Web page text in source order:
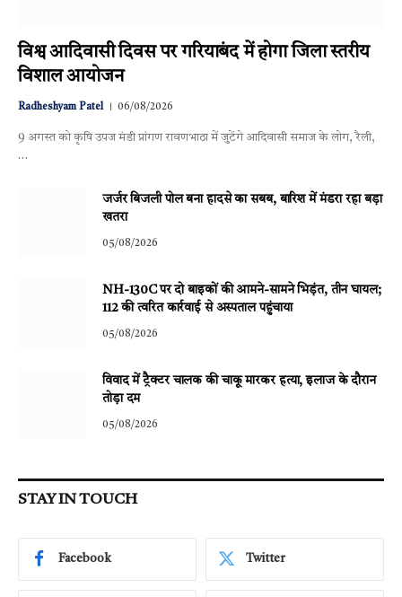
विश्व आदिवासी दिवस पर गरियाबंद में होगा जिला स्तरीय
विशाल आयोजन
Radheshyam Patel 06/08/2026
9 अगस्त को कृषि उपज मंडी प्रांगण रावणभाठा में जुटेंगे आदिवासी समाज के लोग, रैली,
…
जर्जर बिजली पोल बना हादसे का सबब, बारिश में मंडरा रहा बड़ा
खतरा
05/08/2026
NH-130C पर दो बाइकों की आमने-सामने भिड़ंत, तीन घायल;
112 की त्वरित कार्रवाई से अस्पताल पहुंचाया
05/08/2026
विवाद में ट्रैक्टर चालक की चाकू मारकर हत्या, इलाज के दौरान
तोड़ा दम
05/08/2026
STAY IN TOUCH
Facebook Twitter